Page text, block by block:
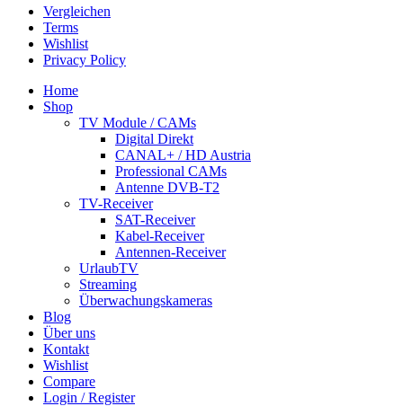
Vergleichen
Terms
Wishlist
Privacy Policy
Home
Shop
TV Module / CAMs
Digital Direkt
CANAL+ / HD Austria
Professional CAMs
Antenne DVB-T2
TV-Receiver
SAT-Receiver
Kabel-Receiver
Antennen-Receiver
UrlaubTV
Streaming
Überwachungskameras
Blog
Über uns
Kontakt
Wishlist
Compare
Login / Register